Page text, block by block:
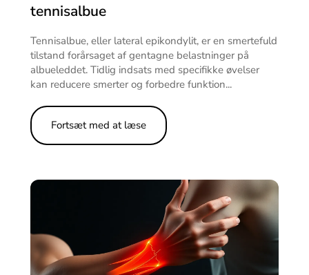
tennisalbue
Tennisalbue, eller lateral epikondylit, er en smertefuld
tilstand forårsaget af gentagne belastninger på
albueleddet. Tidlig indsats med specifikke øvelser
kan reducere smerter og forbedre funktion...
Fortsæt med at læse